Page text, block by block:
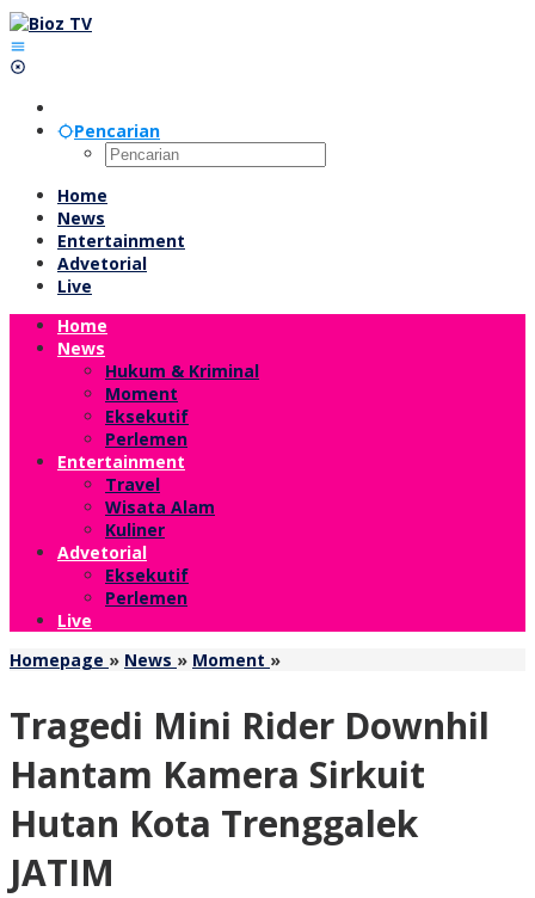
Lewati
ke
konten
Pencarian
Home
News
Entertainment
Advetorial
Live
Home
News
Hukum & Kriminal
Moment
Eksekutif
Perlemen
Entertainment
Travel
Wisata Alam
Kuliner
Advetorial
Eksekutif
Perlemen
Live
Homepage » News » Moment »Tragedi
Downhil
Kamera
Sirkuit
Hutan
Kota
Tragedi Mini Rider Downhil
Hantam Kamera Sirkuit
Hutan Kota Trenggalek
JATIM